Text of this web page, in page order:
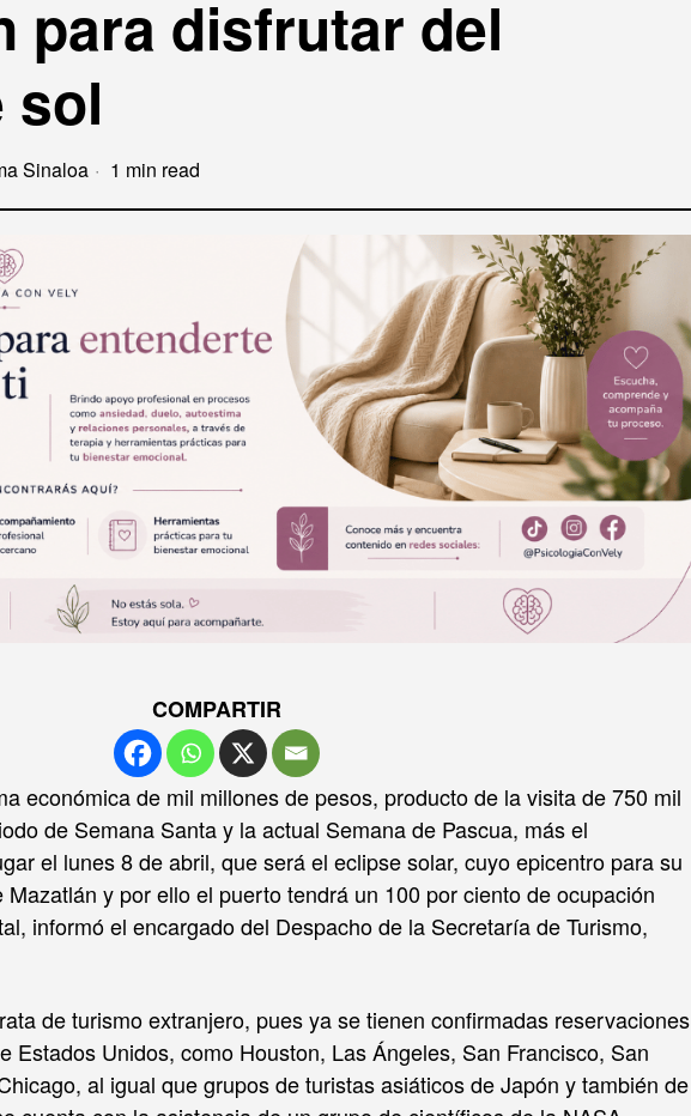
para disfrutar del
sol
Sinaloa 1 min read
COMPARTIR
económica de mil millones de pesos, producto de la visita de 750 mil
de Semana Santa y la actual Semana de Pascua, más el
el lunes 8 de abril, que será el eclipse solar, cuyo epicentro para su
y por ello el puerto tendrá un 100 por ciento de ocupación
informó el encargado del Despacho de la Secretaría de Turismo,
de turismo extranjero, pues ya se tienen confirmadas reservaciones
Estados Unidos, como Houston, Las Ángeles, San Francisco, San
al igual que grupos de turistas asiáticos de Japón y también de